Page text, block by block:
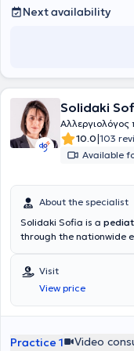
Next availability
Solidaki
Αλλεργιολόγος
10.0|103
Available
About the specialist
Solidaki Sofia is a
through the nationwide
specialized at the
Allergology Unit
Dermatology &
pediatric allergology at
respiratory function
Visit
View price
Practice 1 Video